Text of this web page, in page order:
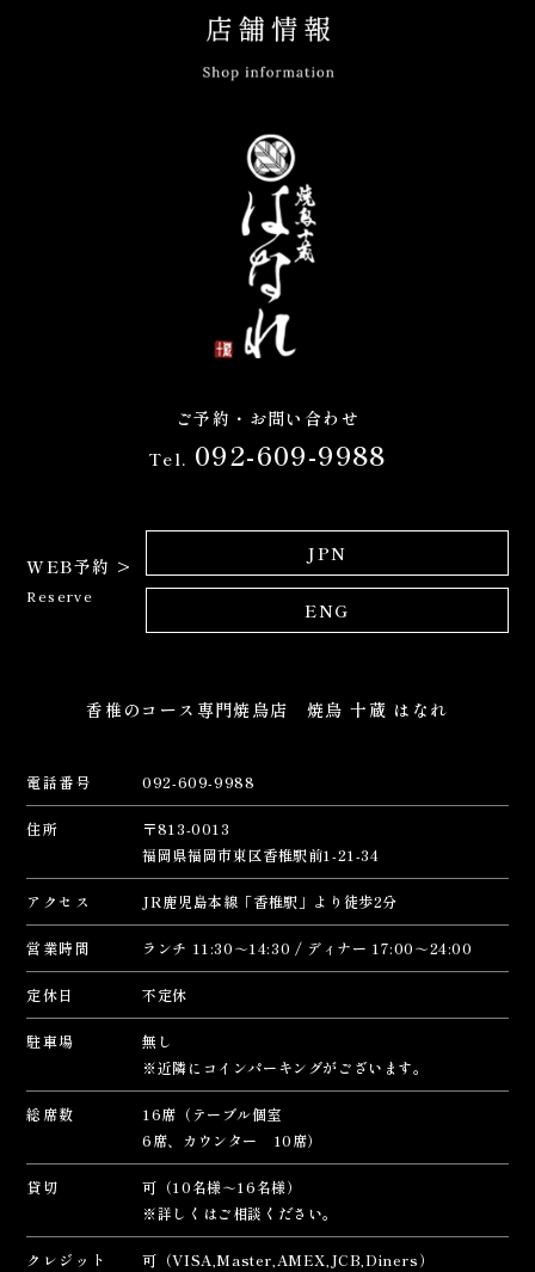
ご予約・お問い合わせ
Tel. 092-609-9988
WEB予約 >
Reserve
JPN
ENG
香椎のコース専門焼鳥店 焼鳥 十蔵 はなれ
電話番号 092-609-9988
住所
〒813-0013
福岡県福岡市東区香椎駅前1-21-34
アクセス JR鹿児島本線「香椎駅」より徒歩2分
営業時間 ランチ 11:30～14:30 / ディナー 17:00～24:00
定休日 不定休
駐車場
無し
※近隣にコインパーキングがございます。
総席数 16席 （テーブル個室
6席、カウンター 10席）
貸切
可（10名様～16名様）
※詳しくはご相談ください。
クレジット
可（VISA,Master,AMEX,JCB,Diners）